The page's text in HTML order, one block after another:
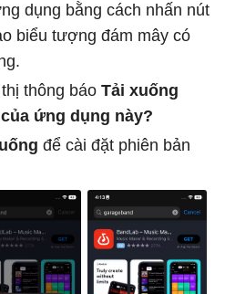
dụng bằng cách nhấn nút
biểu tượng đám mây có
thông báo Tải xuống
ứng dụng này?
để cài đặt phiên bản